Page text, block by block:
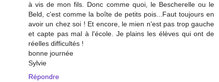
à vis de mon fils. Donc comme quoi, le Bescherelle ou le
Beld, c'est comme la boîte de petits pois...Faut toujours en
avoir un chez soi ! Et encore, le mien n'est pas trop gauche
et capte pas mal à l'école. Je plains les élèves qui ont de
réelles difficultés !
bonne journée
Sylvie
Répondre